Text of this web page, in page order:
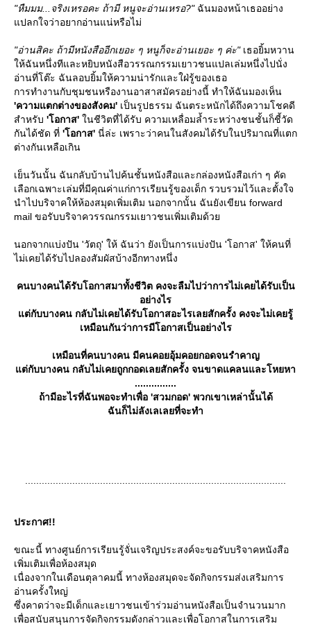
"หืมมม...จริงเหรอคะ ถ้ามี หนูจะอ่านเหรอ?"ฉันมองหน้าเธออย่าง
ปลกใจว่าอยากอ่านแน่หรือไม่
"อ่านสิคะ ถ้ามีหนังสืออีกเยอะ ๆ หนูก็จะอ่านเยอะ ๆ ค่ะ"เธอยิ้มหวาน
ห้ฉันหนึ่งทีและหยิบหนังสือวรรณกรรมเยาวชนแปลเล่มหนึ่งไปนั่ง
อ่านที่โต๊ะ ฉันลอบยิ้มให้ความน่ารักและใฝ่รู้ของเธอ
การทำงานกับชุมชนหรืองานอาสาสมัครอย่างนี้ ทำให้ฉันมองเห็น
'ความแตกต่างของสังคม' เป็นรูปธรรม ฉันตระหนักได้ถึงความโชคดี
สำหรับ 'โอกาส' นชีวิตที่ได้รับ ความเหลื่อมล้ำระหว่างชนชั้นก็ชี้วัด
กันได้ชัด ที่ 'โอกาส' นี่ล่ะ เพราะว่าคนในสังคมได้รับในปริมาณที่แตก
ต่างกันเหลือเกิน
เย็นวันนั้น ฉันกลับบ้านไปค้นชั้นหนังสือและกล่องหนังสือเก่า ๆ คัด
เลือกเฉพาะเล่มที่มีคุณค่าแก่การเรียนรู้ของเด็ก รวบรวมไว้และตั้งใจ
นำไปบริจาคให้ห้องสมุดเพิ่มเติม นอกจากนั้น ฉันยังเขียน forward
mail ขอรับบริจาควรรณกรรมเยาวชนเพิ่มเติมด้ว
นอกจากแบ่งปัน 'วัตถุ' ให้ ฉันว่า ยังเป็นการแบ่งปัน 'โอกาส' ให้คนที่
ไม่เคยได้รับไปลองสัมผัสบ้างอีกทางหนึ่ง
คนบางคนได้รับโอกาสมาทั้งชีวิต คงจะลืมไปว่าการไม่เคยได้รับเป็น
อย่างไร
ต่กับบางคน กลับไม่เคยได้รับโอกาสอะไรเลยสักครั้ง คงจะไม่เคยรู้
เหมือนกันว่าการมีโอกาสเป็นอย่างไร
เหมือนที่คนบางคน มีคนคอยอุ้มคอยกอดจนรำคาญ
ต่กับบางคน กลับไม่เคยถูกกอดเลยสักครั้ง จนขาดแคลนและโหยหา
...............
ถ้ามีอะไรที่ฉันพอจะทำเพื่อ 'สวมกอด' พวกเขาเหล่านั้นได้
ฉันก็ไม่ลังเลเลยที่จะทำ
ประกาศ!!
ขณะนี้ ทางศูนย์การเรียนรู้จั่นเจริญประสงค์จะขอรับบริจาคหนังสือ
เพิ่มเติมเพื่อห้องสมุด
เนื่องจากในเดือนตุลาคมนี้ ทางห้องสมุดจะจัดกิจกรรมส่งเสริมการ
อ่านครั้งใหญ่
ซึ่งคาดว่าจะมีเด็กและเยาวชนเข้าร่วมอ่านหนังสือเป็นจำนวนมาก
เพื่อสนับสนุนการจัดกิจกรรมดังกล่าวและเพื่อโอกาสในการเสริม